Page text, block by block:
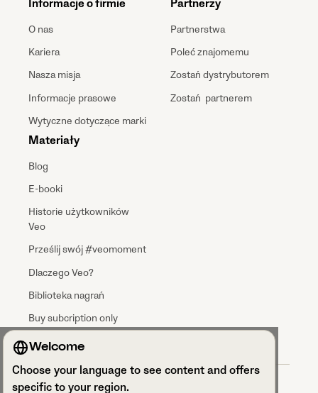
Welcome
Choose your language to see content and offers
specific to your region.
Informacje o firmie
O nas
Kariera
Nasza misja
Informacje prasowe
Wytyczne dotyczące marki
Materiały
Blog
E-booki
Historie użytkowników
Veo
Prześlij swój #veomoment
Dlaczego Veo?
Biblioteka nagrań
Buy subcription only
Partnerzy
Partnerstwa
Poleć znajomemu
Zostań dystrybutorem
Zostań partnerem
Regulamin